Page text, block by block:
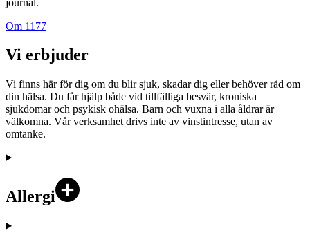
Om 1177
Vi erbjuder
Vi finns här för dig om du blir sjuk, skadar dig eller behöver råd om
din hälsa. Du får hjälp både vid tillfälliga besvär, kroniska
sjukdomar och psykisk ohälsa. Barn och vuxna i alla åldrar är
välkomna. Vår verksamhet drivs inte av vinstintresse, utan av
omtanke.
Allergi